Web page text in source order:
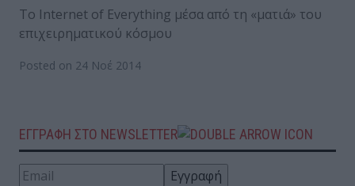
To Internet of Everything μέσα από τη «ματιά» του
επιχειρηματικού κόσμου
Posted on 24 Νοέ 2014
ΕΓΓΡΑΦΗ ΣΤΟ NEWSLETTER